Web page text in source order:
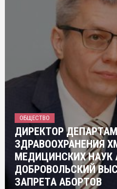
ОБЩЕСТВО
ДИРЕКТОР
ЗДРАВООХРАНЕНИЯ
МЕДИЦИНСКИХ НАУК
ДОБРОВОЛЬСКИЙ
ЗАПРЕТА АБОРТОВ